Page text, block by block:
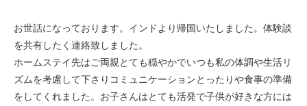
カナダ
カンボジア
お世話になっております。インドより帰国いたしました。体験談
を共有したく連絡致しました。
ホームステイ先はご両親とても穏やかでいつも私の体調や生活リ
ズムを考慮して下さりコミュニケーションとったりや食事の準備
をしてくれました。お子さんはとても活発で子供が好きな方には